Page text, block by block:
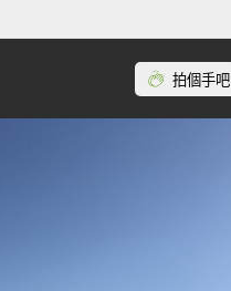
拍個手吧